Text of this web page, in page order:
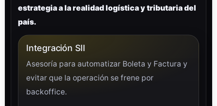
estrategia a la realidad logística y tributaria del
país.
Integración SII
Asesoría para automatizar Boleta y Factura y
evitar que la operación se frene por
backoffice.